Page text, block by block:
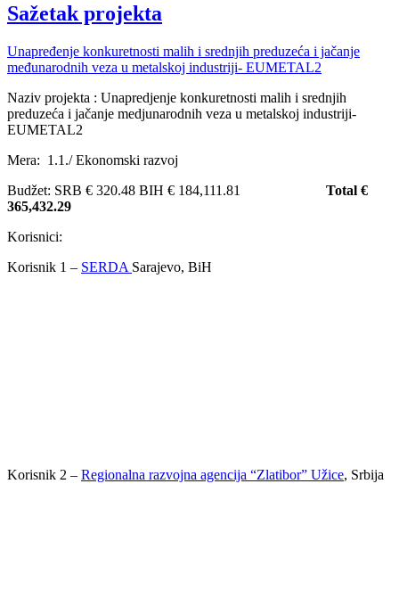
Sažetak projekta
Unapređenje konkuretnosti malih i srednjih preduzeća i jačanje
međunarodnih veza u metalskoj industriji- EUMETAL2
Naziv projekta : Unapredjenje konkuretnosti malih i srednjih
preduzeća i jačanje medjunarodnih veza u metalskoj industriji-
EUMETAL2
Mera: 1.1./ Ekonomski razvoj
Budžet: SRB € 320.48 BIH € 184,111.81
Total €
365,432.29
Korisnici:
Korisnik 1 – SERDA Sarajevo, BiH
Korisnik 2 – Regionalna razvojna agencija “Zlatibor” Užice, Srbija